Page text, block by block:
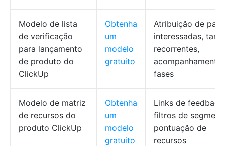
Modelo de lista
de verificação
para lançamento
de produto do
ClickUp
Obtenha
um
modelo
gratuito
Atribuição de
interessadas,
recorrentes,
acompanhamento
fases
Modelo de matriz
de recursos do
produto ClickUp
Obtenha
um
modelo
gratuito
Links de feedback,
filtros de
pontuação de
recursos